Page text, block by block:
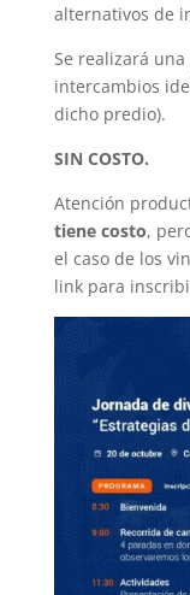
alternativos de
Se realizará
intercambios
dicho predio).
SIN COSTO.
Atención
tiene costo,
el caso de los
link para